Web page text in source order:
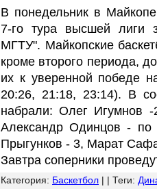
В понедельник в
7-го тура высшей лиги
МГТУ". Майкопские
кроме второго периода,
их к уверенной победе
20:26, 21:18, 23:14). В
набрали: Олег Игумнов
Александр Одинцов - по
Прыгунков - 3, Марат
Завтра соперники
Категория: Баскетбол | | Теги: